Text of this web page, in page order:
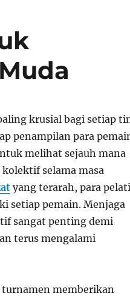
krusial bagi setiap
penampilan para
melihat sejauh mana
selama masa
yang terarah, para
setiap pemain. Menjaga
sangat penting demi
terus mengalami
memberikan